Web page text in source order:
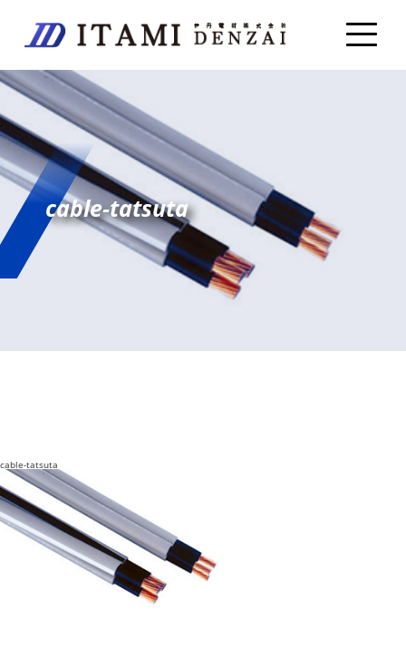
cable-tatsuta
cable-tatsuta